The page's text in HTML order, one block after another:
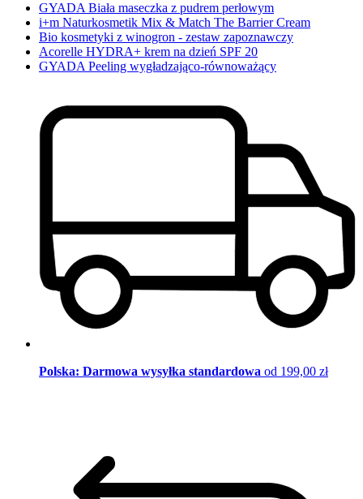
GYADA Biała maseczka z pudrem perłowym
i+m Naturkosmetik Mix & Match The Barrier Cream
Bio kosmetyki z winogron - zestaw zapoznawczy
Acorelle HYDRA+ krem na dzień SPF 20
GYADA Peeling wygładzająco-równoważący
Polska: Darmowa wysyłka standardowa od 199,00 zł